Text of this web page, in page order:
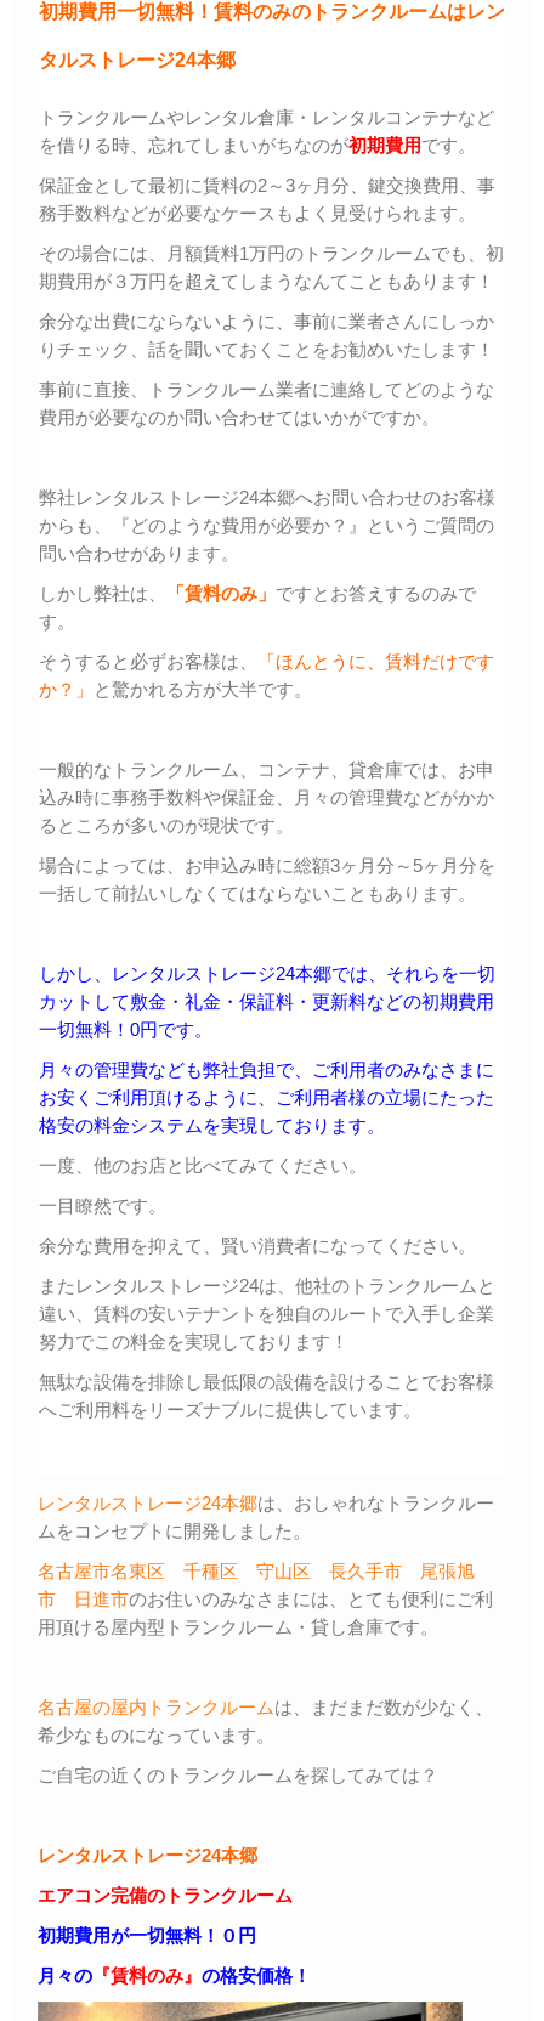
初期費用一切無料！賃料のみのトランクルームはレン
タルストレージ24本郷
トランクルームやレンタル倉庫・レンタルコンテナなど
を借りる時、忘れてしまいがちなのが初期費用です。
保証金として最初に賃料の2～3ヶ月分、鍵交換費用、事
務手数料などが必要なケースもよく見受けられます。
その場合には、月額賃料1万円のトランクルームでも、初
期費用が３万円を超えてしまうなんてこともあります！
余分な出費にならないように、事前に業者さんにしっか
りチェック、話を聞いておくことをお勧めいたします！
事前に直接、トランクルーム業者に連絡してどのような
費用が必要なのか問い合わせてはいかがですか。
弊社レンタルストレージ24本郷へお問い合わせのお客様
からも、『どのような費用が必要か？』というご質問の
問い合わせがあります。
しかし弊社は、
「賃料のみ」 ですとお答えするのみで
す。
そうすると必ずお客様は、
「ほんとうに、賃料だけです
か？」
と驚かれる方が大半です。
一般的なトランクルーム、コンテナ、貸倉庫では、お申
込み時に事務手数料や保証金、月々の管理費などがかか
るところが多いのが現状です。
場合によっては、お申込み時に総額3ヶ月分～5ヶ月分を
一括して前払いしなくてはならないこともあります。
しかし、レンタルストレージ24本郷では、それらを一切
カットして敷金・礼金・保証料・更新料などの初期費用
一切無料！0円です。
月々の管理費なども弊社負担で、ご利用者のみなさまに
お安くご利用頂けるように、ご利用者様の立場にたった
格安の料金システムを実現しております。
一度、他のお店と比べてみてください。
一目瞭然です。
余分な費用を抑えて、賢い消費者になってください。
またレンタルストレージ24は、他社のトランクルームと
違い、賃料の安いテナントを独自のルートで入手し企業
努力でこの料金を実現しております！
無駄な設備を排除し最低限の設備を設けることでお客様
へご利用料をリーズナブルに提供しています。
レンタルストレージ24本郷は、おしゃれなトランクルー
ムをコンセプトに開発しました。
名古屋市名東区
千種区 守山区 長久手市
尾張旭
市
日進市のお住いのみなさまには、とても便利にご利
用頂ける屋内型トランクルーム・貸し倉庫です。
名古屋の屋内トランクルームは、まだまだ数が少なく、
希少なものになっています。
ご自宅の近くのトランクルームを探してみては？
レンタルストレージ24本郷
エアコン完備のトランクルーム
初期費用が一切無料！０円
月々の 『賃料のみ』 の格安価格！